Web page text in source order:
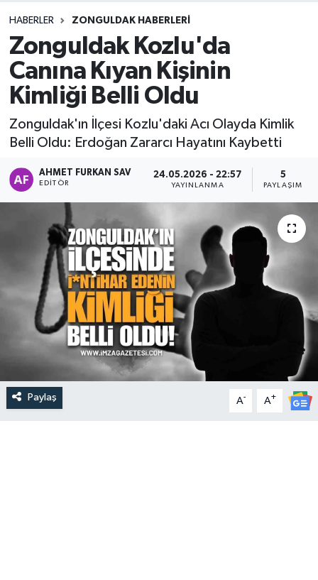
HABERLER ZONGULDAK HABERLERI
Zonguldak Kozlu'da
Canına Kıyan Kişinin
Kimliği Belli Oldu
Zonguldak'ın İlçesi Kozlu'daki Acı Olayda Kimlik
Belli Oldu: Erdoğan Zararcı Hayatını Kaybetti
AHMET FURKAN SAV
EDITÖR
24.05.2026 - 22:57
YAYINLANMA
5
PAYLAŞIM
Paylaş A- A+
DEVREK
DÜZCE
EREĞLİ
GÖKÇEBEY
KARABÜK
KASTAMONU